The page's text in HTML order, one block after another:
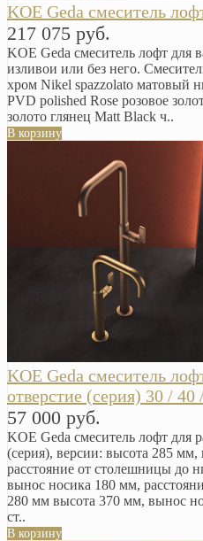
KOE Geda смеситель
217 075 руб.
KOE Geda смеситель лофт для
изливои или без него.
хром Nikel spazzolato матовый
PVD polished Rose розовое
золото глянец Matt Black ч..
В корзину
KOE Geda смеситель
отверстие (серия) 30 /
57 000 руб.
KOE Geda смеситель лофт для
(серия), версии: высота 285
расстояние от столешницы до
вынос носика 180 мм,
280 мм высота 370 мм, вынос
ст..
В корзину